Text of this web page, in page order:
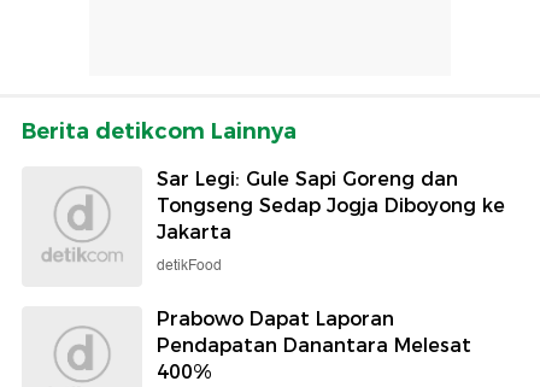
Berita detikcom Lainnya
Sar Legi: Gule Sapi Goreng dan
Tongseng Sedap Jogja Diboyong ke
Jakarta
detikFood
Prabowo Dapat Laporan
Pendapatan Danantara Melesat
400%